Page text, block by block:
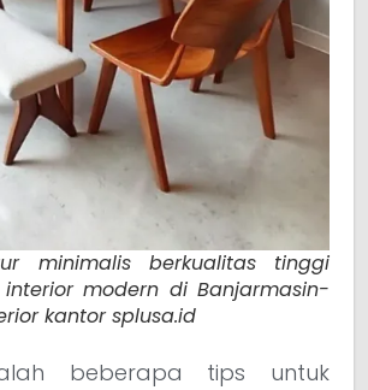
minimalis berkualitas tinggi
modern di Banjarmasin-
kantor splusa.id
beberapa tips untuk